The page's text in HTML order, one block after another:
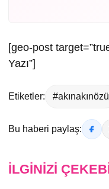
[geo-post
Yazı”]
Etiketler: #akınakınözü
Bu haberi paylaş:
İLGINIZI